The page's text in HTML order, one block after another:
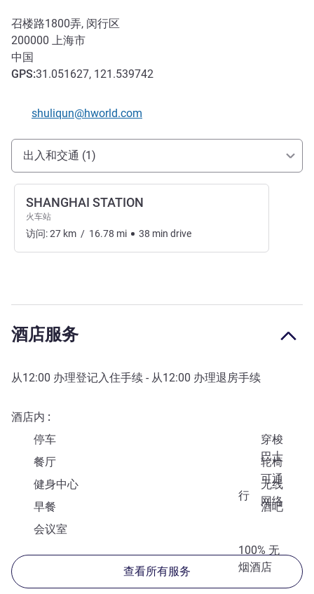
召楼路1800弄, 闵行区
200000 上海市
中国
GPS:31.051627, 121.539742
联系电子邮件
shuliqun@hworld.com
抵达和交通
出入和交通 (1)
SHANGHAI STATION
火车站
访问:27 km / 16.78 mi 38 min drive
酒店服务
从12:00 办理登记入住手续 - 从12:00 办理退房手续
酒店内
停车
穿梭
巴士
餐厅
轮椅
可通
行
健身中心
无线
网络
早餐
酒吧
会议室
100% 无
烟酒店
查看所有服务